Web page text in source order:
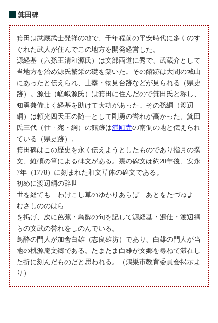
箕田碑
箕田は武蔵武士発祥の地で、千年程前の平安時代に多くのす
ぐれた武人が住んでこの地方を開発経営した。
源経基（六孫王清和源氏）は文部両道に秀で、武蔵介として
当地方を治め源氏繁栄の礎を築いた。その館跡は大間の城山
にあったと伝えられ、土塁・物見台跡などが見られる（県史
跡）。源仕（嵯峨源氏）は箕田に住んだので箕田氏と称し、
知勇兼備よく経基を助けて大功があった。その孫綱（渡辺
綱）は頼光四天王の随一として剛勇の誉れが高かった。箕田
氏三代（仕・宛・綱）の館跡は満願寺の南側の地と伝えられ
ている（県史跡）。
箕田碑はこの歴史を永く伝えようとしたものであり指月の撰
文、維碩の筆による碑文がある。裏の碑文は約20年後、安永
7年（1778）に刻まれた和文草体の碑文である。
初めに渡辺綱の辞世
世を経ても わけこし草のゆかりあらば あとをたづねよ
むさしののはら
を掲げ、次に芭蕉・鳥酔の句を記して源経基・源仕・渡辺綱
らの文武の誉れをしのんでいる。
鳥酔の門人が加舎白雄（志良雄坊）であり、白雄の門人が当
地の桃源庵文郷である。たまたま白雄が文郷を尋ねて滞在し
た折に刻んだものだと思われる。（鴻巣市教育委員会掲示よ
り）